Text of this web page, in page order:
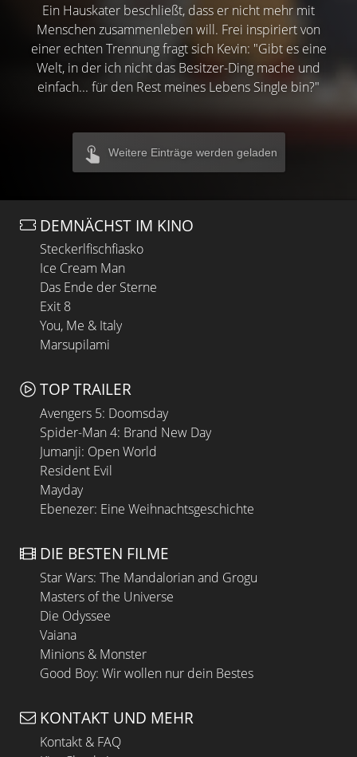
Ein Hauskater beschließt, dass er nicht mehr mit
Menschen zusammenleben will. Frei inspiriert von
einer echten Trennung fragt sich Kevin: "Gibt es eine
Welt, in der ich nicht das Besitzer-Ding mache und
einfach... für den Rest meines Lebens Single bin?"
Weitere Einträge werden geladen
DEMNÄCHST IM KINO
Steckerlfischfiasko
Ice Cream Man
Das Ende der Sterne
Exit 8
You, Me & Italy
Marsupilami
TOP TRAILER
Avengers 5: Doomsday
Spider-Man 4: Brand New Day
Jumanji: Open World
Resident Evil
Mayday
Ebenezer: Eine Weihnachtsgeschichte
DIE BESTEN FILME
Star Wars: The Mandalorian and Grogu
Masters of the Universe
Die Odyssee
Vaiana
Minions & Monster
Good Boy: Wir wollen nur dein Bestes
KONTAKT UND MEHR
Kontakt & FAQ